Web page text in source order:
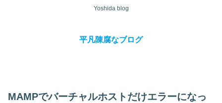
Yoshida blog
平凡陳腐なブログ
MAMPでバーチャルホストだけエラーになっ